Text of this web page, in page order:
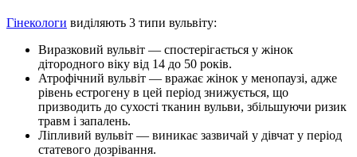
Гінекологи виділяють 3 типи вульвіту:
Виразковий вульвіт — спостерігається у жінок
дітородного віку від 14 до 50 років.
Атрофічний вульвіт — вражає жінок у менопаузі, адже
рівень естрогену в цей період знижується, що
призводить до сухості тканин вульви, збільшуючи ризик
травм і запалень.
Ліпливий вульвіт — виникає зазвичай у дівчат у період
статевого дозрівання.